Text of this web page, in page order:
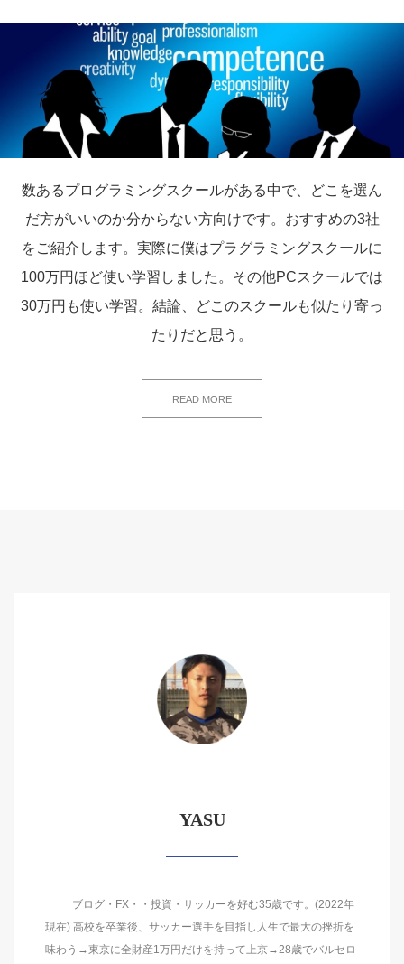
数あるプログラミングスクールがある中で、どこを選ん
だ方がいいのか分からない方向けです。おすすめの3社
をご紹介します。実際に僕はプラグラミングスクールに
100万円ほど使い学習しました。その他PCスクールでは
30万円も使い学習。結論、どこのスクールも似たり寄っ
たりだと思う。
READ MORE
YASU
ブログ・FX・・投資・サッカーを好む35歳です。(2022年
現在) 高校を卒業後、サッカー選手を目指し人生で最大の挫折を
味わう→東京に全財産1万円だけを持って上京→28歳でバルセロ